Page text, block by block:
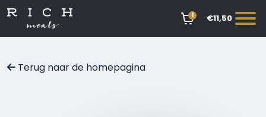
1 €11,50
Terug naar de homepagina